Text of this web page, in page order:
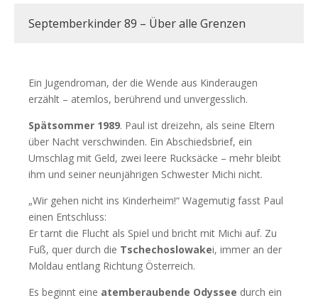
Septemberkinder 89 – Über alle Grenzen
Ein Jugendroman, der die Wende aus Kinderaugen
erzählt – atemlos, berührend und unvergesslich.
Spätsommer 1989. Paul ist dreizehn, als seine Eltern
über Nacht verschwinden. Ein Abschiedsbrief, ein
Umschlag mit Geld, zwei leere Rucksäcke – mehr bleibt
ihm und seiner neunjährigen Schwester Michi nicht.
„Wir gehen nicht ins Kinderheim!“ Wagemutig fasst Paul
einen Entschluss:
Er tarnt die Flucht als Spiel und bricht mit Michi auf. Zu
Fuß, quer durch die Tschechoslowakei, immer an der
Moldau entlang Richtung Österreich.
Es beginnt eine atemberaubende Odyssee durch ein